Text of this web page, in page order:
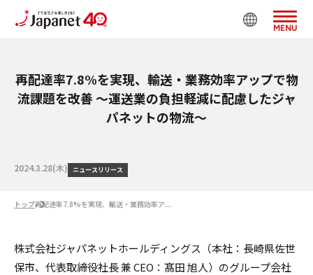
MENU
再配達率7.8%を実現、輸送・業務効率アップで物
流課題を改善 ～運送業の負担軽減に配慮したジャ
パネットの物流～
2024.3.28(木) ニュースリリース
トップ再配達率7.8%を実現、輸送・業務効率ア...
株式会社ジャパネットホールディングス（本社：長崎県佐世
保市、代表取締役社長 兼 CEO：髙田 旭人）のグループ会社